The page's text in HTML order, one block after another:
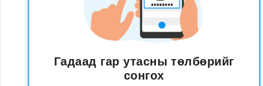
Гадаад гар утасны төлбөрийг
сонгох